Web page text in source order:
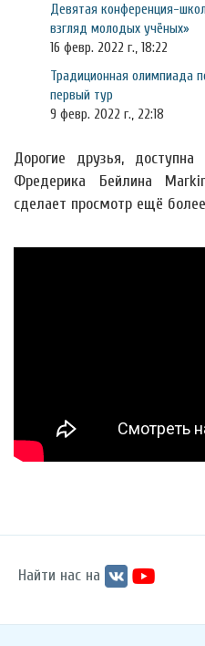
Девятая конференция-
взгляд молодых учёных»
16 февр. 2022 г., 18:22
Традиционная олимпиада
первый тур
9 февр. 2022 г., 22:18
Дорогие друзья,
Фредерика Бейлина
сделает просмотр ещё
Найти нас на